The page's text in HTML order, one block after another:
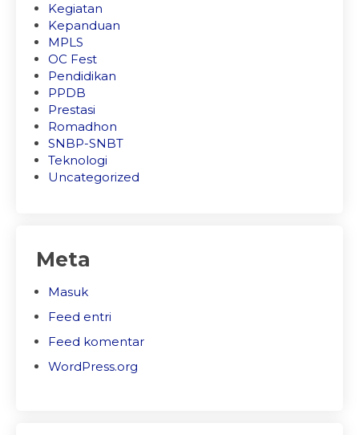
Kegiatan
Kepanduan
MPLS
OC Fest
Pendidikan
PPDB
Prestasi
Romadhon
SNBP-SNBT
Teknologi
Uncategorized
Meta
Masuk
Feed entri
Feed komentar
WordPress.org